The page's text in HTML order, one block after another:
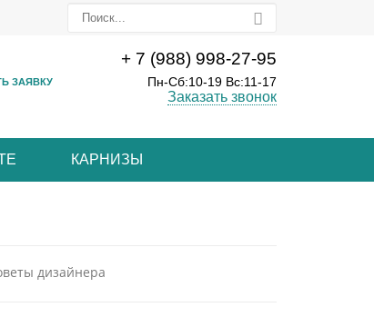
+ 7 (988) 998-27-95
Пн-Сб:10-19 Вс:11-17
Заказать звонок
ЗАЯВКУ
КАРНИЗЫ
дизайнера